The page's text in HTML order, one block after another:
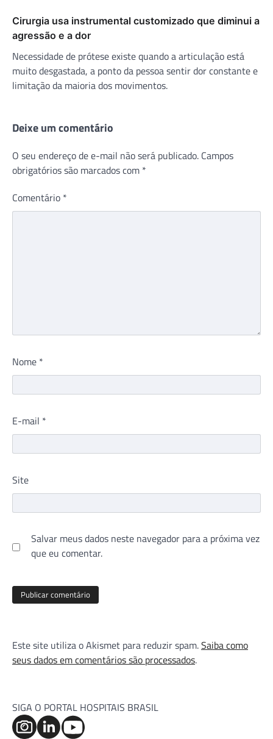
Cirurgia usa instrumental customizado que diminui a
agressão e a dor
Necessidade de prótese existe quando a articulação está
muito desgastada, a ponto da pessoa sentir dor constante e
limitação da maioria dos movimentos.
Deixe um comentário
O seu endereço de e-mail não será publicado. Campos
obrigatórios são marcados com *
Comentário *
Nome *
E-mail *
Site
Salvar meus dados neste navegador para a próxima vez
que eu comentar.
Este site utiliza o Akismet para reduzir spam.Saiba como
seus dados em comentários são processados.
SIGA O PORTAL HOSPITAIS BRASIL